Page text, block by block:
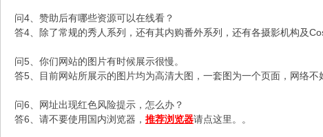
问4、赞助后有哪些资源可以在线看？
答4、除了常规的秀人系列，还有其内购番外系列，还有各摄影机构及
问5、你们网站的图片有时候展示很慢。
答5、目前网站所展示的图片均为高清大图，一套图为一个页面，网络不
问6、网址出现红色风险提示，怎么办？
答6、请不要使用国内浏览器， 推荐浏览器请点这里。。